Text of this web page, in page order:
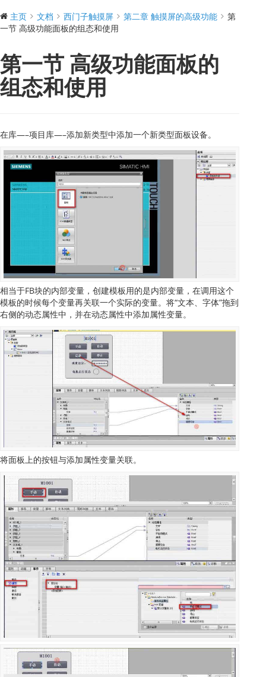
主页
文档 西门子触摸屏 第二章 触摸屏的高级功能
第
一节 高级功能面板的组态和使用
第一节 高级功能面板的
组态和使用
在库—–项目库—–添加新类型中添加一个新类型面板设备。
相当于FB块的内部变量，创建模板用的是内部变量，在调用这个
模板的时候每个变量再关联一个实际的变量。将“文本、字体”拖到
右侧的动态属性中，并在动态属性中添加属性变量。
将面板上的按钮与添加属性变量关联。